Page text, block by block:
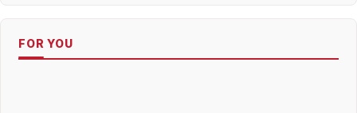
FOR YOU